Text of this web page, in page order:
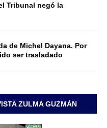
Tribunal negó la
de Michel Dayana. Por
ser trasladado
ZULMA GUZMÁN